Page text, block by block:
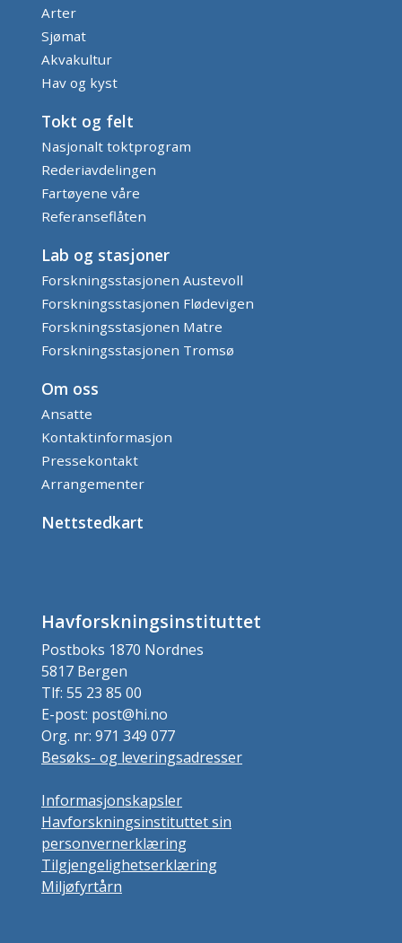
Arter
Sjømat
Akvakultur
Hav og kyst
Tokt og felt
Nasjonalt toktprogram
Rederiavdelingen
Fartøyene våre
Referanseflåten
Lab og stasjoner
Forskningsstasjonen Austevoll
Forskningsstasjonen Flødevigen
Forskningsstasjonen Matre
Forskningsstasjonen Tromsø
Om oss
Ansatte
Kontaktinformasjon
Pressekontakt
Arrangementer
Nettstedkart
Havforskningsinstituttet
Postboks 1870 Nordnes
5817 Bergen
Tlf: 55 23 85 00
E-post: post@hi.no
Org. nr: 971 349 077
Besøks- og leveringsadresser
Informasjonskapsler
Havforskningsinstituttet sin
personvernerklæring
Tilgjengelighetserklæring
Miljøfyrtårn